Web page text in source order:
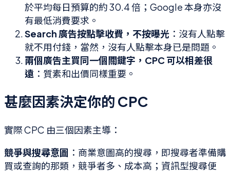
於平均每日預算的約 30.4 倍；Google 本身亦沒
有最低消費要求。
Search 廣告按點擊收費，不按曝光 ：沒有人點擊
就不用付錢，當然，沒有人點擊本身已是問題。
兩個廣告主買同一個關鍵字，CPC 可以相差很
遠 ：質素和出價同樣重要。
甚麼因素決定你的 CPC
實際 CPC 由三個因素主導：
競爭與搜尋意圖 ：商業意圖高的搜尋，即搜尋者準備購
買或查詢的那類，競爭者多、成本高；資訊型搜尋便